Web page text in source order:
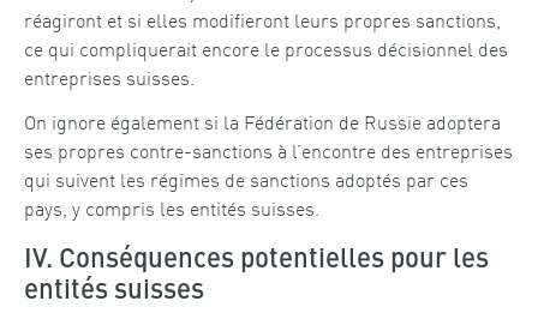
réagiront et si elles modifieront leurs propres sanctions,
ce qui compliquerait encore le processus décisionnel des
entreprises suisses.
On ignore également si la Fédération de Russie adoptera
ses propres contre-sanctions à l’encontre des entreprises
qui suivent les régimes de sanctions adoptés par ces
pays, y compris les entités suisses.
IV. Conséquences potentielles pour les
entités suisses